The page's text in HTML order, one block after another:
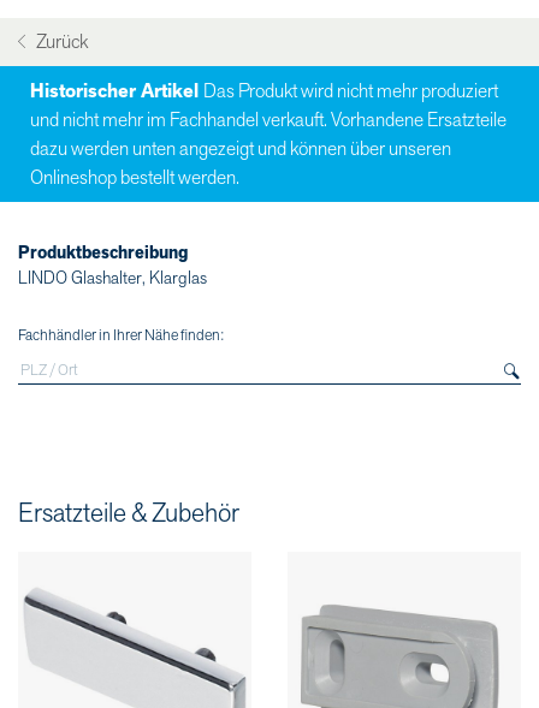
Zurück
Historischer Artikel Das Produkt wird nicht mehr produziert
und nicht mehr im Fachhandel verkauft. Vorhandene Ersatzteile
dazu werden unten angezeigt und können über unseren
Onlineshop bestellt werden.
Produktbeschreibung
LINDO Glashalter, Klarglas
Fachhändler in Ihrer Nähe finden:
Ersatzteile & Zubehör